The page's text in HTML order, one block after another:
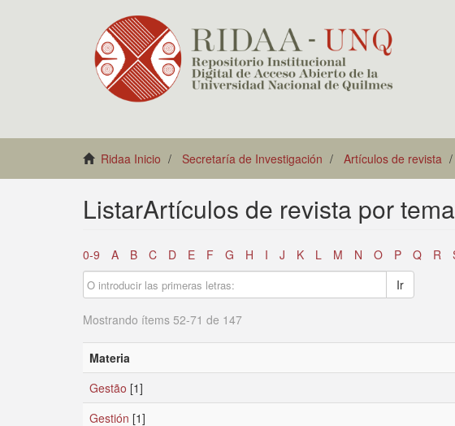
Ridaa Inicio Secretaría de Investigación Artículos de revista
ListarArtículos de revista por tema
0-9 A B C D E F G H I J K L M N O P Q R
Ir
Mostrando ítems 52-71 de 147
Materia
Gestão [1]
Gestión [1]